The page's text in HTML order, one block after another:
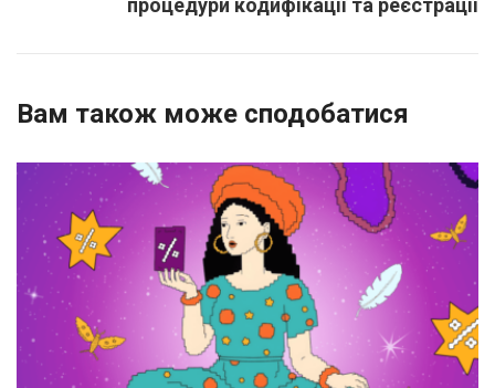
Вам також може сподобатися